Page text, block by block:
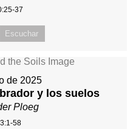
37
Escuchar
de 2025
y los suelos
Ploeg
58